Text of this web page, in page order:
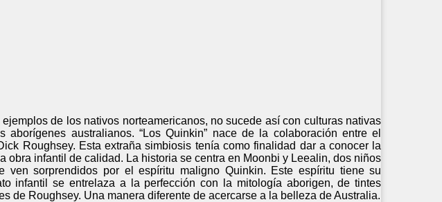
de los nativos norteamericanos, no sucede así con culturas nativas
australianos. “Los Quinkin” nace de la colaboración entre el
Roughsey. Esta extraña simbiosis tenía como finalidad dar a conocer la
obra infantil de calidad. La historia se centra en Moonbi y Leealin, dos niños
sorprendidos por el espíritu maligno Quinkin. Este espíritu tiene su
infantil se entrelaza a la perfección con la mitología aborigen, de tintes
de Roughsey. Una manera diferente de acercarse a la belleza de Australia.